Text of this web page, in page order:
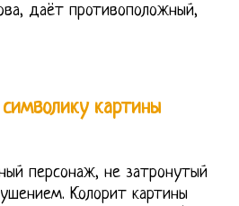
даёт противоположный,
картины
персонаж, не затронутый
Колорит картины